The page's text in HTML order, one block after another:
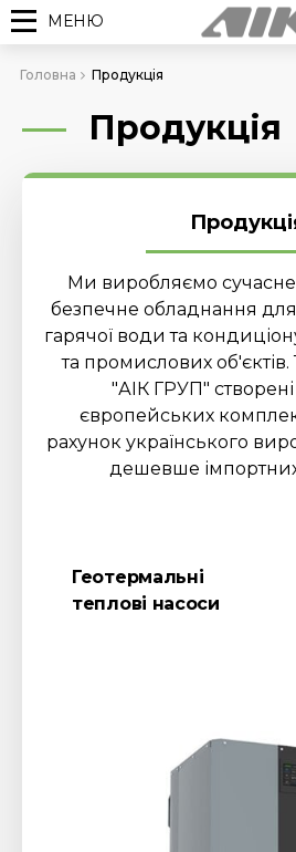
МЕНЮ
Головна Продукція
Продукція
Ми виробляємо сучасне,
безпечне обладнання для
гарячої води та
та промислових об'єктів.
"АІК ГРУП" створені
європейських
рахунок українського
дешевше імпортних
Геотермальні
теплові насоси